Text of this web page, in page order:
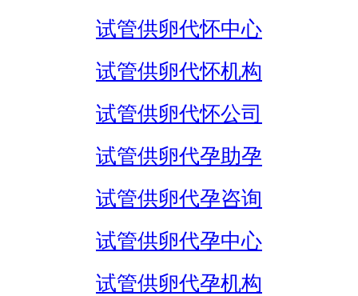
试管供卵代怀中心
试管供卵代怀机构
试管供卵代怀公司
试管供卵代孕助孕
试管供卵代孕咨询
试管供卵代孕中心
试管供卵代孕机构